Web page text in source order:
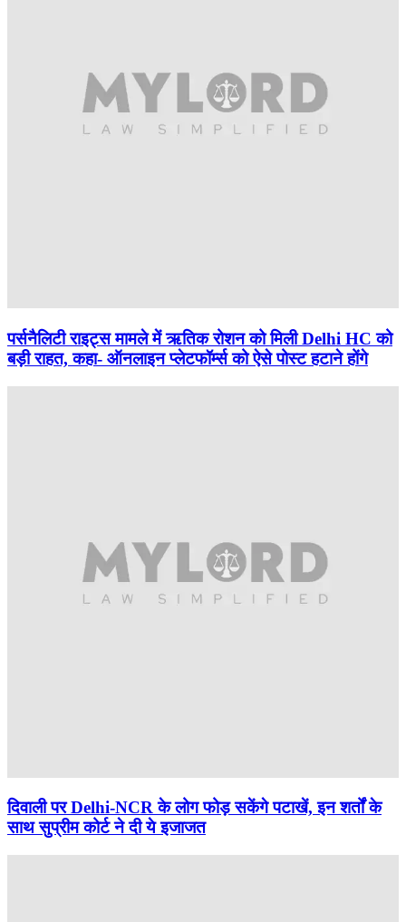
पर्सनैलिटी राइट्स मामले में ऋतिक रोशन को मिली Delhi HC को
बड़ी राहत, कहा- ऑनलाइन प्लेटफॉर्म्स को ऐसे पोस्ट हटाने होंगे
दिवाली पर Delhi-NCR के लोग फोड़ सकेंगे पटाखें, इन शर्तों के
साथ सुप्रीम कोर्ट ने दी ये इजाजत